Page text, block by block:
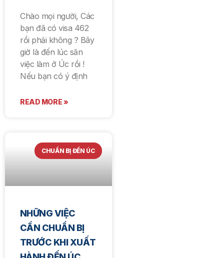
Chào mọi người, Các
bạn đã có visa 462
rồi phải không ? Bây
giờ là đến lúc săn
việc làm ở Úc rồi !
Nếu bạn có ý định
READ MORE »
CHUẨN BỊ ĐẾN ÚC
NHỮNG VIỆC
CẦN CHUẨN BỊ
TRƯỚC KHI XUẤT